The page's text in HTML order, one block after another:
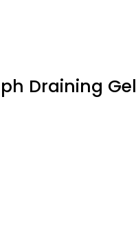
Draining Gel